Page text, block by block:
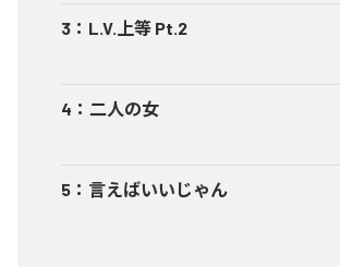
3 ： L.V.上等 Pt.2
4 ： 二人の女
5 ： 言えばいいじゃん